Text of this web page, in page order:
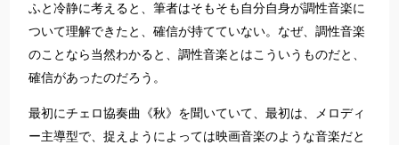
ふと冷静に考えると、筆者はそもそも自分自身が調性音楽に
ついて理解できたと、確信が持てていない。なぜ、調性音楽
のことなら当然わかると、調性音楽とはこういうものだと、
確信があったのだろう。
最初にチェロ協奏曲《秋》を聞いていて、最初は、メロディ
ー主導型で、捉えようによっては映画音楽のような音楽だと